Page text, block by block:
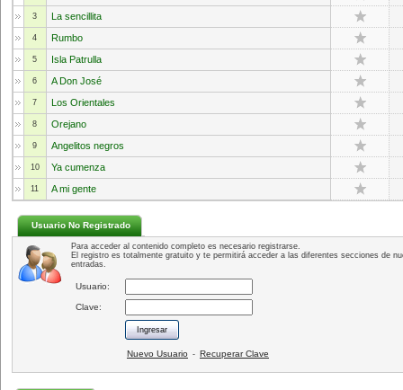
3 La sencillita
4 Rumbo
5 Isla Patrulla
6 A Don José
7 Los Orientales
8 Orejano
9 Angelitos negros
10 Ya cumenza
11 A mi gente
Usuario No Registrado
Para acceder al contenido completo es necesario registrarse.
El registro es totalmente gratuito y te permitirá acceder a las diferentes secciones de
entradas.
Usuario:
Clave:
Nuevo Usuario - Recuperar Clave